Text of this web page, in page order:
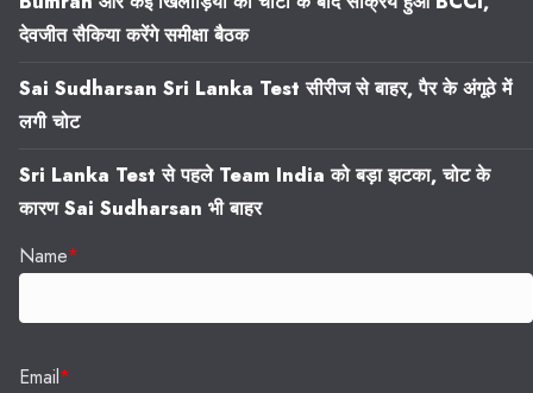
देवजीत सैकिया करेंगे समीक्षा बैठक
Sai Sudharsan Sri Lanka Test सीरीज से बाहर, पैर के अंगूठे में
लगी चोट
Sri Lanka Test से पहले Team India को बड़ा झटका, चोट के
कारण Sai Sudharsan भी बाहर
Name*
Email*